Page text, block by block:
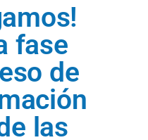
fase
de
las